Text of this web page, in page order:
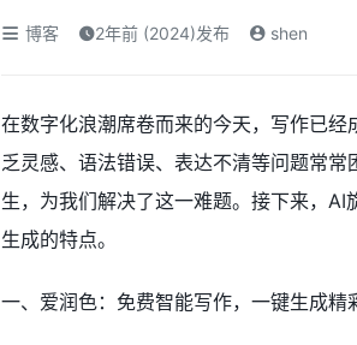
博客 2年前 (2024)发布 shen
在数字化浪潮席卷而来的今天，写作已
乏灵感、语法错误、表达不清等问题常
生，为我们解决了这一难题。接下来，AI
生成的特点。
一、爱润色：免费智能写作，一键生成精